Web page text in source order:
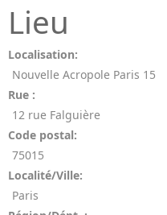
Lieu
Localisation:
Nouvelle Acropole Paris 15
Rue :
12 rue Falguière
Code postal:
75015
Localité/Ville:
Paris